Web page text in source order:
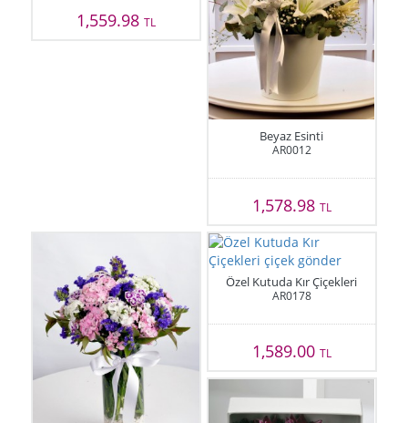
1,559.98TL
Beyaz Esinti
AR0012
1,578.98 TL
Özel Kutuda Kır Çiçekleri
AR0178
1,589.00 TL